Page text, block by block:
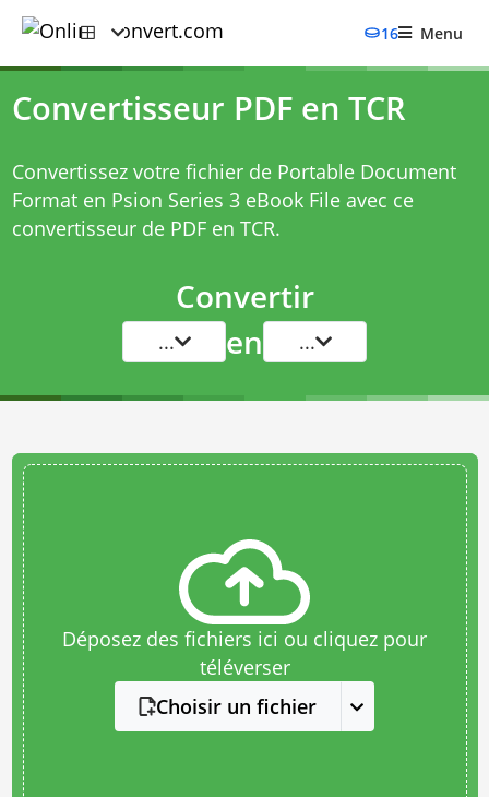
16 Menu
Convertisseur PDF en TCR
Convertissez votre fichier de Portable Document
Format en Psion Series 3 eBook File avec ce
convertisseur de PDF en TCR.
Convertir
... en ...
Déposez des fichiers ici ou cliquez pour
téléverser
Choisir un fichier